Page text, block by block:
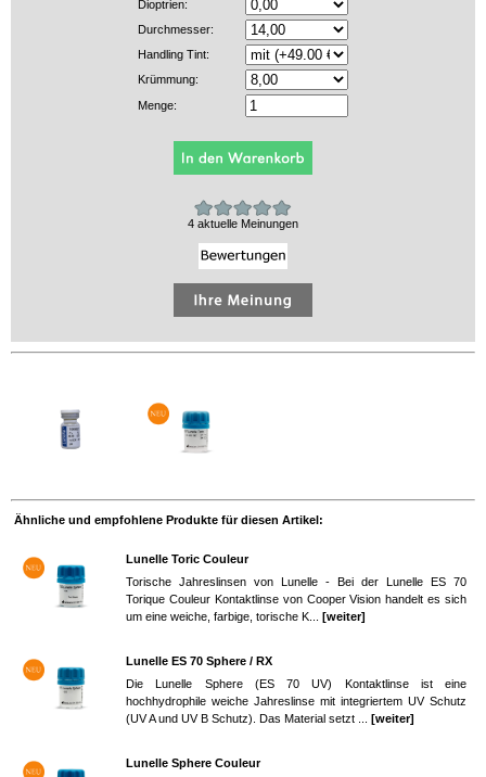
Dioptrien:
Durchmesser:
Handling Tint:
Krümmung:
Menge:
4 aktuelle Meinungen
Ähnliche und empfohlene Produkte für diesen Artikel:
Lunelle Toric Couleur
Torische Jahreslinsen von Lunelle - Bei der Lunelle ES 70
Torique Couleur Kontaktlinse von Cooper Vision handelt es sich
um eine weiche, farbige, torische K... [weiter]
Lunelle ES 70 Sphere / RX
Die Lunelle Sphere (ES 70 UV) Kontaktlinse ist eine
hochhydrophile weiche Jahreslinse mit integriertem UV Schutz
(UV A und UV B Schutz). Das Material setzt ... [weiter]
Lunelle Sphere Couleur